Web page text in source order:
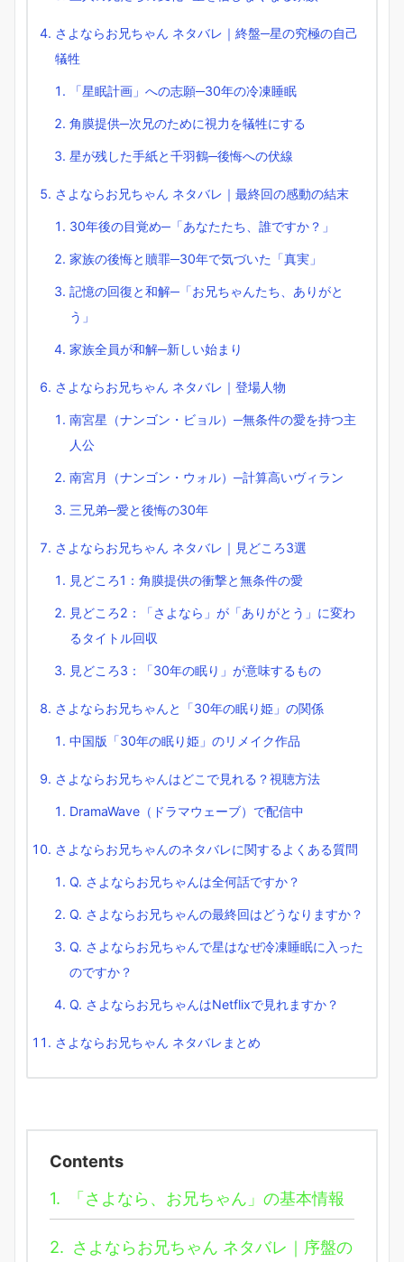
さよならお兄ちゃん ネタバレ｜終盤─星の究極の自己
犠牲
「星眠計画」への志願─30年の冷凍睡眠
角膜提供─次兄のために視力を犠牲にする
星が残した手紙と千羽鶴─後悔への伏線
さよならお兄ちゃん ネタバレ｜最終回の感動の結末
30年後の目覚め─「あなたたち、誰ですか？」
家族の後悔と贖罪─30年で気づいた「真実」
記憶の回復と和解─「お兄ちゃんたち、ありがと
う」
家族全員が和解─新しい始まり
さよならお兄ちゃん ネタバレ｜登場人物
南宮星（ナンゴン・ビョル）─無条件の愛を持つ主
人公
南宮月（ナンゴン・ウォル）─計算高いヴィラン
三兄弟─愛と後悔の30年
さよならお兄ちゃん ネタバレ｜見どころ3選
見どころ1：角膜提供の衝撃と無条件の愛
見どころ2：「さよなら」が「ありがとう」に変わ
るタイトル回収
見どころ3：「30年の眠り」が意味するもの
さよならお兄ちゃんと「30年の眠り姫」の関係
中国版「30年の眠り姫」のリメイク作品
さよならお兄ちゃんはどこで見れる？視聴方法
DramaWave（ドラマウェーブ）で配信中
さよならお兄ちゃんのネタバレに関するよくある質問
Q. さよならお兄ちゃんは全何話ですか？
Q. さよならお兄ちゃんの最終回はどうなりますか？
Q. さよならお兄ちゃんで星はなぜ冷凍睡眠に入った
のですか？
Q. さよならお兄ちゃんはNetflixで見れますか？
さよならお兄ちゃん ネタバレまとめ
Contents
1.
「さよなら、お兄ちゃん」の基本情報
2. さよならお兄ちゃん ネタバレ｜序盤の